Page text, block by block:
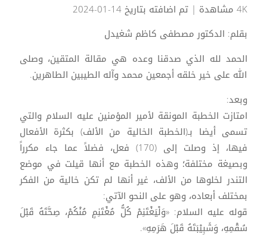
4K مشاهدة
| تم اضافته بتاريخ 14-01-2024
بقلم: الدكتور مصطفى كاظم شغيدل
الحمد لله الذي صدقنا وعده هي مقالة المتقين، وصلى
الله على خير خلقه أجمعين محمد وآله الطيبين الطاهرين.
وبعد:
امتازت الخطبة المونقة لأمير المؤمنين عليه السلام والتي
تسمى أيضا بـ(الخطبة الخالية من الألف) بكثرة الأفعال
فيها، إذ وصلت إلى (170) فعل، فضلاً عما جاء مكرراً
وبصيغة مختلفة؛ وهذه الخطبة مع أنها قيلت في موضع
التندر لخلوها من الألف، غير أنها لم تكن خالية من الفكر
بمختلف أبعاده، وهو على النحو الآتي:
قوله عليه السلام: «وَلْيَغْتَنِمْ كُلُّ مُغْتَنِمٍ مُنْكُمْ، صِحَّتَهُ قَبْلَ
سُقْمِهِ، وَشَبِيْبَتَهُ قَبْلَ هَرَمِهِ».